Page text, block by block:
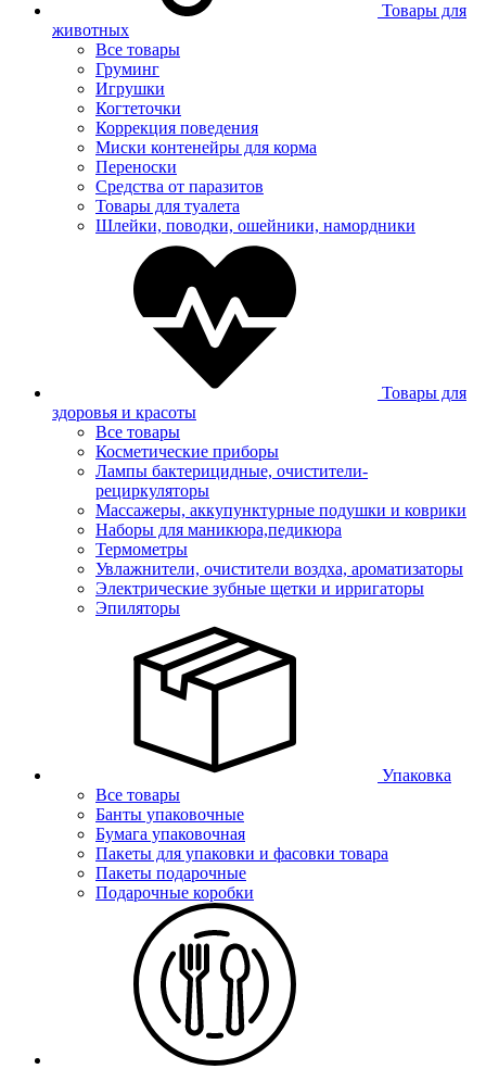
Товары для
животных
Все товары
Груминг
Игрушки
Когтеточки
Коррекция поведения
Миски контенейры для корма
Переноски
Средства от паразитов
Товары для туалета
Шлейки, поводки, ошейники, намордники
Товары для
здоровья и красоты
Все товары
Косметические приборы
Лампы бактерицидные, очистители-
рециркуляторы
Массажеры, аккупунктурные подушки и коврики
Наборы для маникюра,педикюра
Термометры
Увлажнители, очистители воздха, ароматизаторы
Электрические зубные щетки и ирригаторы
Эпиляторы
Упаковка
Все товары
Банты упаковочные
Бумага упаковочная
Пакеты для упаковки и фасовки товара
Пакеты подарочные
Подарочные коробки